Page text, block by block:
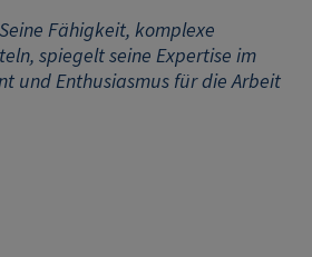
Fähigkeit, komplexe
spiegelt seine Expertise im
und Enthusiasmus für die Arbeit